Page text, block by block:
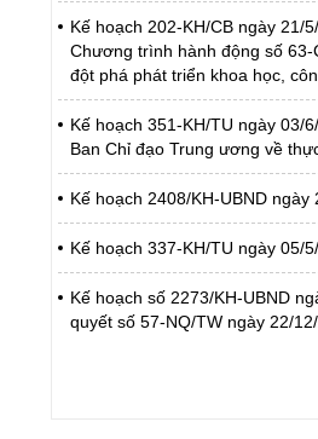
Kế hoạch 202-KH/CB ngày 21/
Chương trình hành động số
đột phá phát triển khoa học,
Kế hoạch 351-KH/TU ngày 03/
Ban Chỉ đạo Trung ương về
Kế hoạch 2408/KH-UBND
Kế hoạch 337-KH/TU ngày 05/
Kế hoạch số 2273/KH-UBND
quyết số 57-NQ/TW ngày 22/